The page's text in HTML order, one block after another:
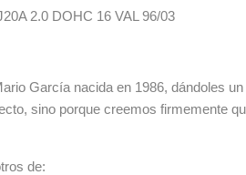
2.0 DOHC 16 VAL 96/03
García nacida en 1986, dándoles
sino porque creemos firmemente
de: